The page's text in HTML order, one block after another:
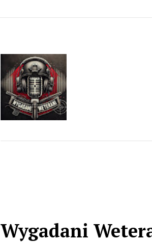
Wygadani